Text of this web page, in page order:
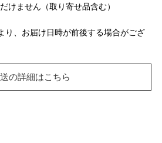
けません（取り寄せ品含む）
り、お届け日時が前後する場合がござ
の詳細はこちら